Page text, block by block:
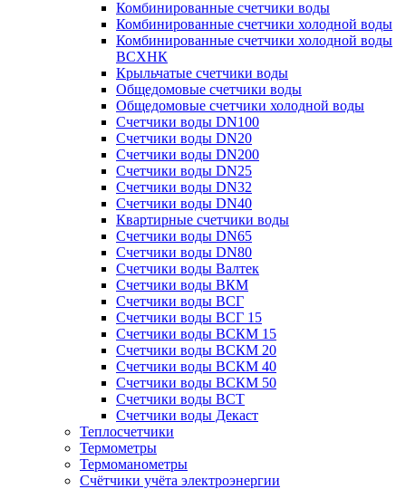
Комбинированные счетчики воды
Комбинированные счетчики холодной воды
Комбинированные счетчики холодной воды
ВСХНК
Крыльчатые счетчики воды
Общедомовые счетчики воды
Общедомовые счетчики холодной воды
Счетчики воды DN100
Счетчики воды DN20
Счетчики воды DN200
Счетчики воды DN25
Счетчики воды DN32
Счетчики воды DN40
Квартирные счетчики воды
Счетчики воды DN65
Счетчики воды DN80
Счетчики воды Валтек
Счетчики воды ВКМ
Счетчики воды ВСГ
Счетчики воды ВСГ 15
Счетчики воды ВСКМ 15
Счетчики воды ВСКМ 20
Счетчики воды ВСКМ 40
Счетчики воды ВСКМ 50
Счетчики воды ВСТ
Счетчики воды Декаст
Теплосчетчики
Термометры
Термоманометры
Счётчики учёта электроэнергии